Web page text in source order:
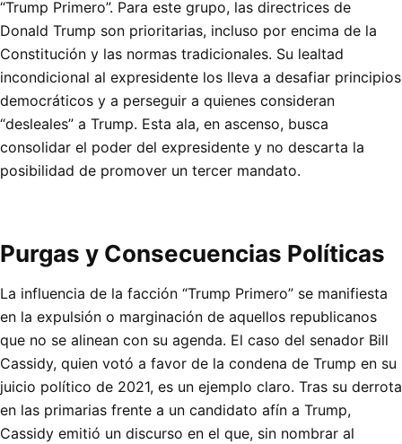
“Trump Primero”. Para este grupo, las directrices de
Donald Trump son prioritarias, incluso por encima de la
Constitución y las normas tradicionales. Su lealtad
incondicional al expresidente los lleva a desafiar principios
democráticos y a perseguir a quienes consideran
“desleales” a Trump. Esta ala, en ascenso, busca
consolidar el poder del expresidente y no descarta la
posibilidad de promover un tercer mandato.
Purgas y Consecuencias Políticas
La influencia de la facción “Trump Primero” se manifiesta
en la expulsión o marginación de aquellos republicanos
que no se alinean con su agenda. El caso del senador Bill
Cassidy, quien votó a favor de la condena de Trump en su
juicio político de 2021, es un ejemplo claro. Tras su derrota
en las primarias frente a un candidato afín a Trump,
Cassidy emitió un discurso en el que, sin nombrar al